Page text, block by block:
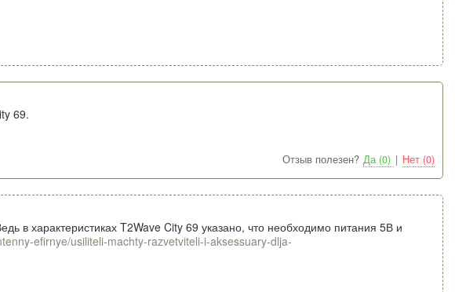
69.
Отзыв полезен? Да (0) | Нет (0)
в характеристиках T2Wave City 69 указано, что необходимо питания 5В и
efirnye/usiliteli-machty-razvetviteli-i-aksessuary-dlja-